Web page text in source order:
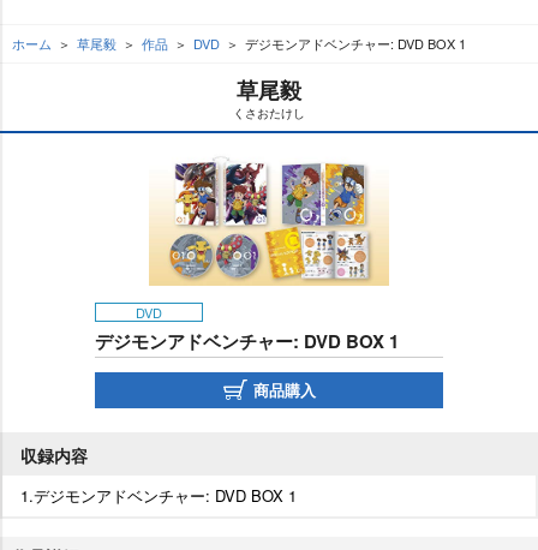
ホーム 草尾毅 作品 DVD デジモンアドベンチャー: DVD BOX 1
草尾毅
くさおたけし
DVD
デジモンアドベンチャー: DVD BOX 1
商品購入
収録内容
1.デジモンアドベンチャー: DVD BOX 1